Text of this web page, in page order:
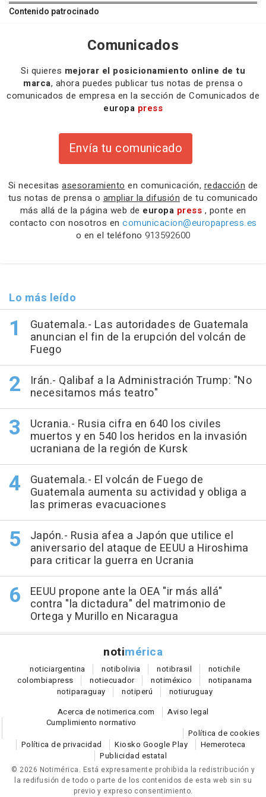
Contenido patrocinado
Comunicados
Si quieres mejorar el posicionamiento online de tu
marca, ahora puedes publicar tus notas de prensa o
comunicados de empresa en la sección de Comunicados de
europa press
Envía tu comunicado
Si necesitas asesoramiento en comunicación, redacción de
tus notas de prensa o ampliar la difusión de tu comunicado
más allá de la página web de europa press , ponte en
contacto con nosotros en comunicacion@europapress.es
o en el teléfono 913592600
Lo más leído
Guatemala.- Las autoridades de Guatemala
anuncian el fin de la erupción del volcán de
Fuego
Irán.- Qalibaf a la Administración Trump: "No
necesitamos más teatro"
Ucrania.- Rusia cifra en 640 los civiles
muertos y en 540 los heridos en la invasión
ucraniana de la región de Kursk
Guatemala.- El volcán de Fuego de
Guatemala aumenta su actividad y obliga a
las primeras evacuaciones
Japón.- Rusia afea a Japón que utilice el
aniversario del ataque de EEUU a Hiroshima
para criticar la guerra en Ucrania
EEUU propone ante la OEA "ir más allá"
contra "la dictadura" del matrimonio de
Ortega y Murillo en Nicaragua
notimérica
noticiargentina notibolivia notibrasil notichile
colombiapress notiecuador notiméxico notipanama
notiparaguay notiperú notiuruguay
Acerca de notimerica.com
Aviso legal
Cumplimiento normativo
Política de cookies
Política de privacidad
Kiosko Google Play
Hemeroteca
Publicidad estatal
© 2026 Notimérica. Está expresamente prohibida la redistribución y
la redifusión de todo o parte de los contenidos de esta web sin su
previo y expreso consentimiento.